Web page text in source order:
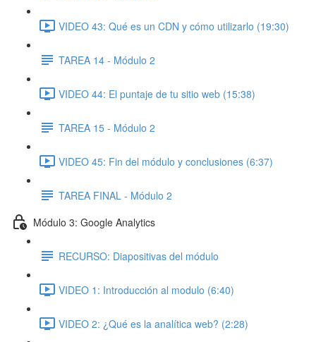
VIDEO 43: Qué es un CDN y cómo utilizarlo (19:30)
TAREA 14 - Módulo 2
VIDEO 44: El puntaje de tu sitio web (15:38)
TAREA 15 - Módulo 2
VIDEO 45: Fin del módulo y conclusiones (6:37)
TAREA FINAL - Módulo 2
Módulo 3: Google Analytics
RECURSO: Diapositivas del módulo
VIDEO 1: Introducción al modulo (6:40)
VIDEO 2: ¿Qué es la analítica web? (2:28)